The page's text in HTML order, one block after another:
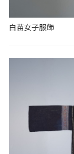
白苗女子服飾